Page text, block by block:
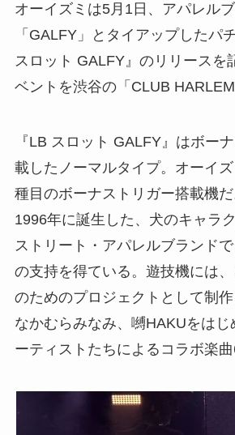
オーイズミは5月1日、アパレル
「GALFY」とタイアップしたパ
スロット GALFY』のリリースを
ベントを渋谷の「CLUB HARLEM
『LB スロット GALFY』はボー
載したノーマルタイプ。オーイ
種目のボーナストリガー搭載機
1996年に誕生した、犬のキャラ
ストリート・アパレルブランド
の支持を得ている。遊技機には
のためのプロジェクトとして制作
なかむらみなみ、嚩HAKUをは
ーティストたちによるコラボ楽曲